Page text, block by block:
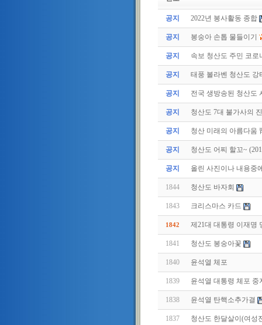
공지 2022년 봉사활동 종합
공지 봉숭아 손톱 물들이기
공지 속보 청산도 주민 코로
공지 태풍 볼라벤 청산도 강
공지 전국 생방송된 청산도
공지 청산도 7대 불가사의
공지 청산 미래의 아름다움
공지 청산도 어찌 할꼬~
공지 올린 사진이나 내용중
1844 청산도 바자회
1843 크리스마스 카드
1842 제21대 대통령 이재명
1841 청산도 봉숭아꽃
1840 윤석열 체포
1839 윤석열 대통령 체포 중
1838 윤석열 탄핵소추가결
1837 청산도 한달살이(여성